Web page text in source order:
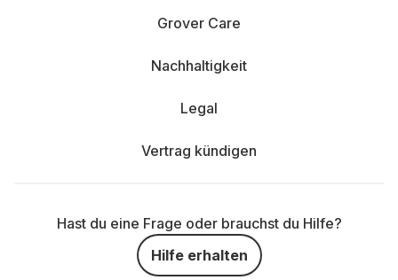
Grover Care
Nachhaltigkeit
Legal
Vertrag kündigen
Hast du eine Frage oder brauchst du Hilfe?
Hilfe erhalten